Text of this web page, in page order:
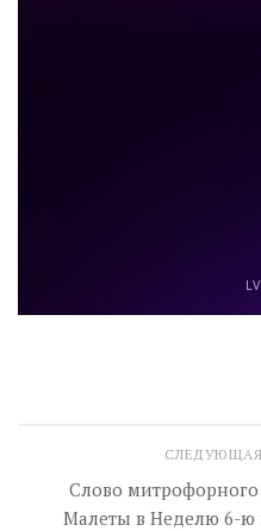
Слово
Малеты в Неделю 6-ю